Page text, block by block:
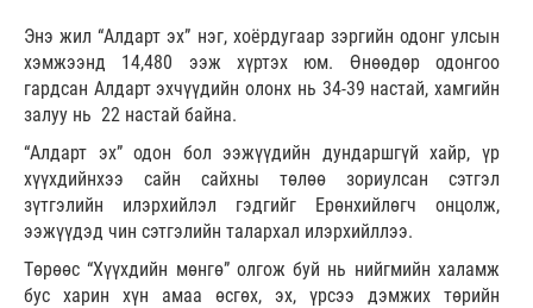
Энэ жил “Алдарт эх” нэг, хоёрдугаар зэргийн одонг улсын
хэмжээнд 14,480 ээж хүртэх юм. Өнөөдөр одонгоо
гардсан Алдарт эхчүүдийн олонх нь 34-39 настай, хамгийн
залуу нь 22 настай байна.
“Алдарт эх” одон бол ээжүүдийн дундаршгүй хайр, үр
хүүхдийнхээ сайн сайхны төлөө зориулсан сэтгэл
зүтгэлийн илэрхийлэл гэдгийг Ерөнхийлөгч онцолж,
ээжүүдэд чин сэтгэлийн талархал илэрхийллээ.
Төрөөс “Хүүхдийн мөнгө” олгож буй нь нийгмийн халамж
бус харин хүн амаа өсгөх, эх, үрсээ дэмжих төрийн